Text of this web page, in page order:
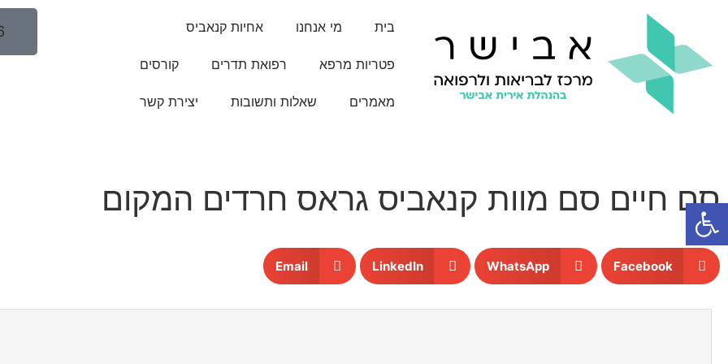
בית מי אנחנו אחיות קנאביס
פטריות מרפא רפואת תדרים קורסים
מאמרים שאלות ותשובות יצירת קשר
סם חיים סם מוות קנאביס גראס חרדים המקום
Facebook
WhatsApp
LinkedIn
Email
פתח סרגל נגישות